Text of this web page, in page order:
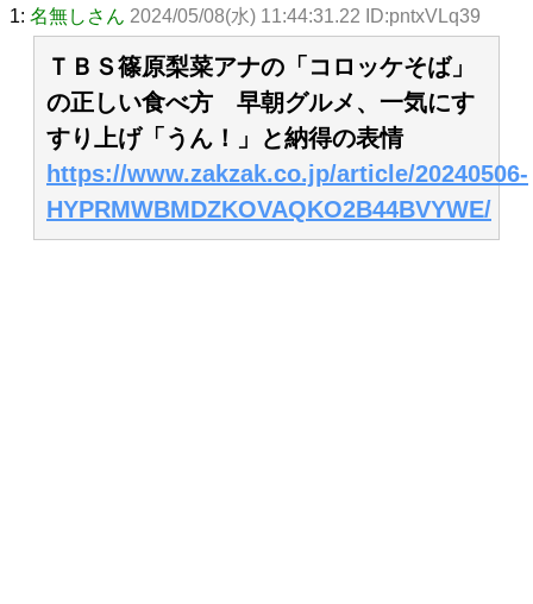
1: 名無しさん 2024/05/08(水) 11:44:31.22 ID:pntxVLq39
ＴＢＳ篠原梨菜アナの「コロッケそば」
の正しい食べ方 早朝グルメ、一気にす
すり上げ「うん！」と納得の表情
https://www.zakzak.co.jp/article/20240506-
HYPRMWBMDZKOVAQKO2B44BVYWE/